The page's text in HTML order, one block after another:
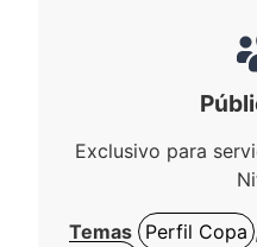
Exclusivo para
Temas Perfil Copa ,